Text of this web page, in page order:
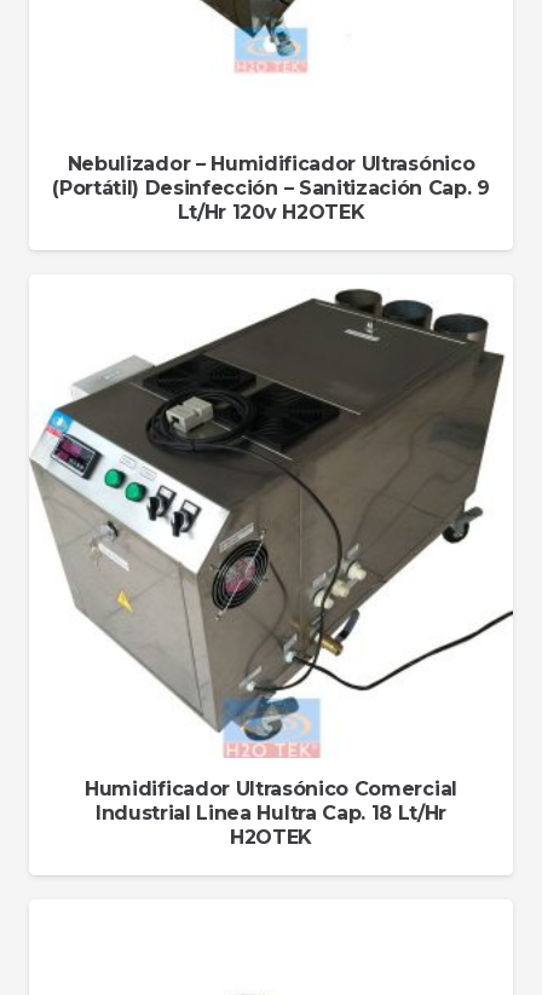
Nebulizador – Humidificador Ultrasónico
(Portátil) Desinfección – Sanitización Cap. 9
Lt/Hr 120v H2OTEK
Humidificador Ultrasónico Comercial
Industrial Linea Hultra Cap. 18 Lt/Hr
H2OTEK